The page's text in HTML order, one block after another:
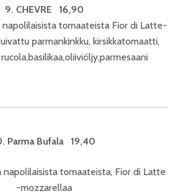
9. CHEVRE 16,90
tomaateista Fior di Latte-
parmankinkku, kirsikkatomaatti,
Parma Bufala 19,40
tomaateista, Fior di Latte
-mozzarellaa